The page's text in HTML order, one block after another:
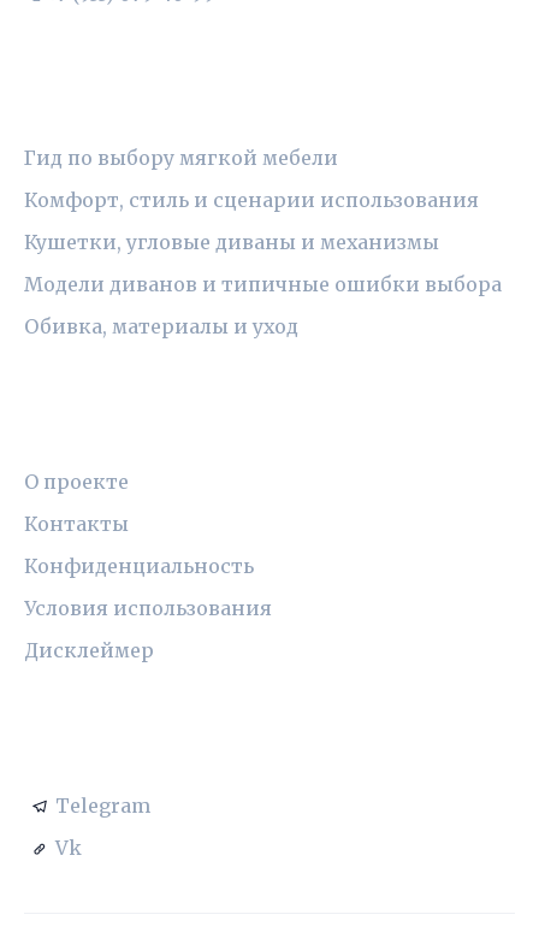
Гид по выбору мягкой мебели
Комфорт, стиль и сценарии использования
Кушетки, угловые диваны и механизмы
Модели диванов и типичные ошибки выбора
Обивка, материалы и уход
О проекте
Контакты
Конфиденциальность
Условия использования
Дисклеймер
Telegram
Vk